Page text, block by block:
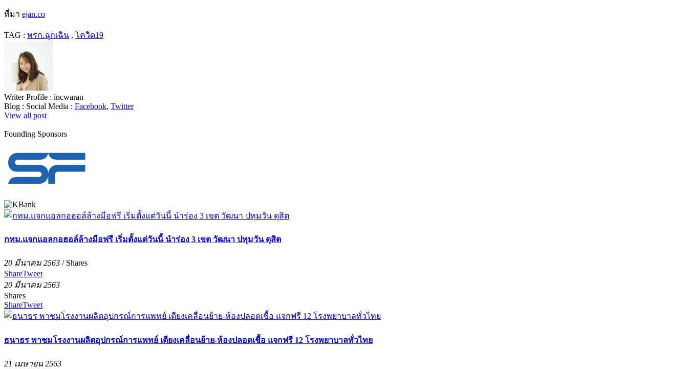
ที่มา ejan.co
TAG : พรก.ฉุกเฉิน , โควิด19
Writer Profile : incwaran
Blog : Social Media : Facebook, Twitter
View all post
Founding Sponsors
กทม.แจกแอลกอฮอล์ล้างมือฟรี เริ่มตั้งแต่วันนี้ นำร่อง 3 เขต วัฒนา ปทุมวัน ดุสิต
20 มีนาคม 2563 / Shares
ShareTweet
20 มีนาคม 2563
Shares
ShareTweet
ธนาธร พาชมโรงงานผลิตอุปกรณ์การแพทย์ เตียงเคลื่อนย้าย-ห้องปลอดเชื้อ แจกฟรี 12 โรงพยาบาลทั่วไทย
21 เมษายน 2563